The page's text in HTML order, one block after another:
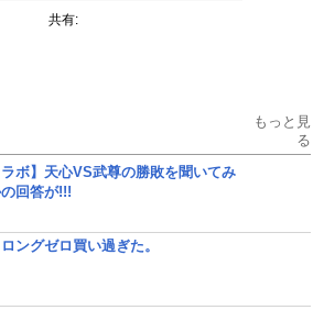
共有:
もっと見
る
ラボ】天心VS武尊の勝敗を聞いてみ
回答が!!!
ングゼロ買い過ぎた。